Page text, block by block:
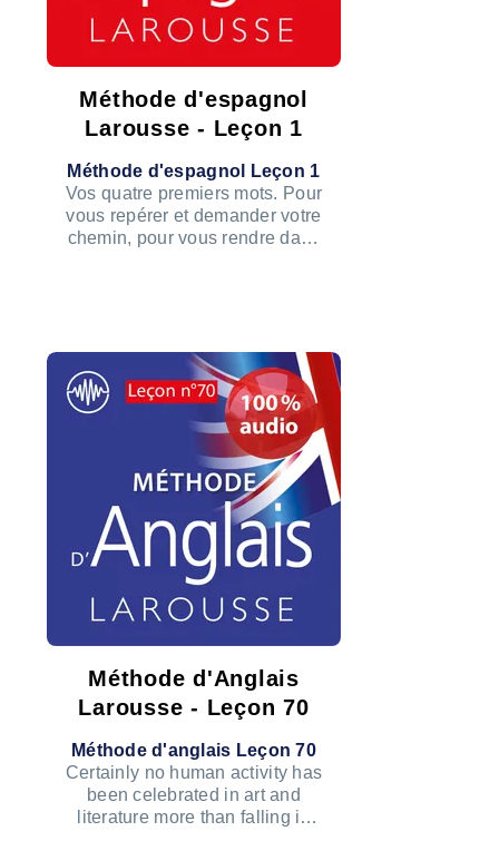
Méthode d'espagnol
Larousse - Leçon 1
Méthode d'espagnol Leçon 1
Vos quatre premiers mots. Pour
vous repérer et demander votre
chemin, pour vous rendre dans
Méthode d'Anglais
Larousse - Leçon 70
Méthode d'anglais Leçon 70
Certainly no human activity has
been celebrated in art and
literature more than falling in